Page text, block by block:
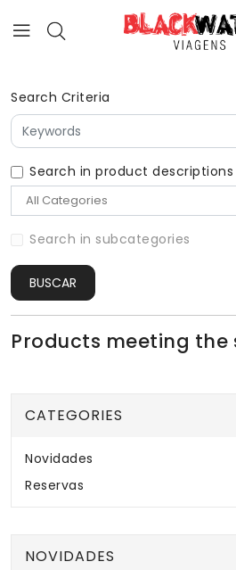
Search Criteria
Search in product descriptions
Search in subcategories
BUSCAR
Products meeting
CATEGORIES
Novidades
Reservas
NOVIDADES